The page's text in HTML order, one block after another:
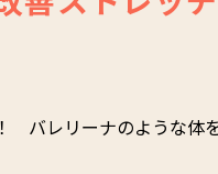
バレリーナのような体